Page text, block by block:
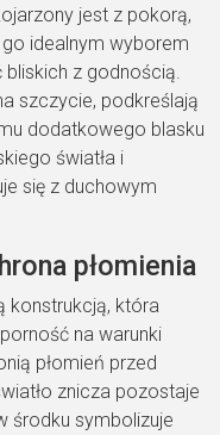
jest z pokorą,
idealnym wyborem
z godnością.
szczycie, podkreślają
dodatkowego blasku
światła i
się z duchowym
płomienia
konstrukcją, która
na warunki
płomień przed
znicza pozostaje
środku symbolizuje